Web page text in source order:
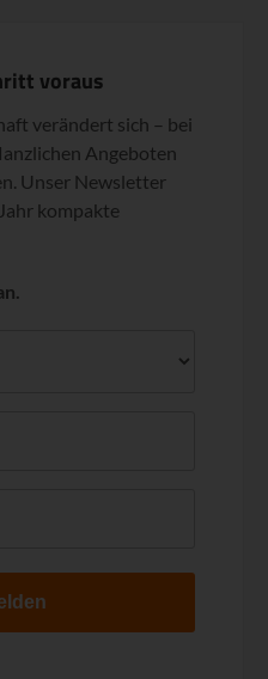
voraus
verändert sich – bei
Angeboten
Unser Newsletter
kompakte